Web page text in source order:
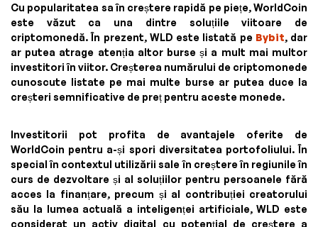
Cu popularitatea sa în creștere rapidă pe piețe, WorldCoin
este văzut ca una dintre soluțiile viitoare de
criptomonedă. În prezent, WLD este listată pe Bybit, dar
ar putea atrage atenția altor burse și a mult mai multor
investitori în viitor. Creșterea numărului de criptomonede
cunoscute listate pe mai multe burse ar putea duce la
creșteri semnificative de preț pentru aceste monede.
Investitorii pot profita de avantajele oferite de
WorldCoin pentru a-și spori diversitatea portofoliului. În
special în contextul utilizării sale în creștere în regiunile în
curs de dezvoltare și al soluțiilor pentru persoanele fără
acces la finanțare, precum și al contribuției creatorului
său la lumea actuală a inteligenței artificiale, WLD este
considerat un activ digital cu potențial de creștere a